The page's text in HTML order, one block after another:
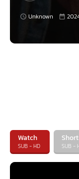
Unknown
Watch
SUB - HD
Short
SUB -